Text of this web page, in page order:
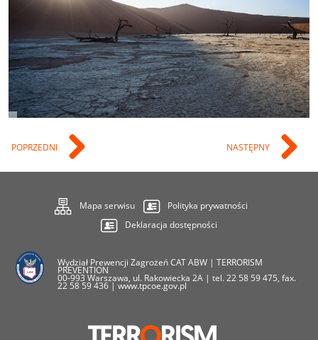
POPRZEDNI NASTĘPNY
Mapa serwisu
Polityka prywatności
Deklaracja dostępności
Wydział Prewencji Zagrożeń CAT ABW | TERRORISM
PREVENTION
00-993 Warszawa, ul. Rakowiecka 2A | tel. 22 58 59 475, fax.
22 58 59 436 | www.tpcoe.gov.pl